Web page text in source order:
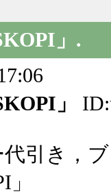
」.
」
引き，